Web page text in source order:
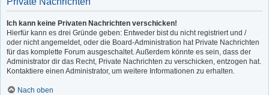
Ich kann keine Privaten Nachrichten verschicken!
Hierfür kann es drei Gründe geben: Entweder bist du nicht registriert und /
oder nicht angemeldet, oder die Board-Administration hat Private Nachrichten
für das komplette Forum ausgeschaltet. Außerdem könnte es sein, dass der
Administrator dir das Recht, Private Nachrichten zu verschicken, entzogen hat.
Kontaktiere einen Administrator, um weitere Informationen zu erhalten.
Nach oben